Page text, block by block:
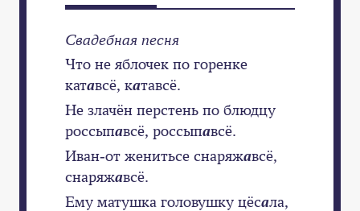
Свадебная песня
Что не яблочек по горенке
катавсё, катавсё.
Не злачён перстень по блюдцу
россыпавсё, россыпавсё.
Иван-от женитьсе снаряжавсё,
снаряжавсё.
Ему матушка головушку цёсала,